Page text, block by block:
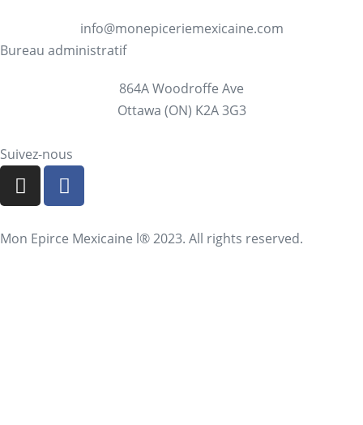
info@monepiceriemexicaine.com
Bureau administratif
864A Woodroffe Ave
Ottawa (ON) K2A 3G3
Suivez-nous
Mon Epirce Mexicaine l® 2023. All rights reserved.